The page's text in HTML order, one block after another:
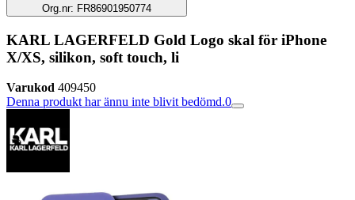
Org.nr: FR86901950774
KARL LAGERFELD Gold Logo skal för iPhone
X/XS, silikon, soft touch, li
Varukod 409450
Denna produkt har ännu inte blivit bedömd.0